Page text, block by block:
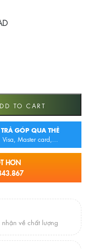
LF5362-EH05362AD
TO CART
TRẢ GÓP QUA THẺ
Visa, Master card,...
HƠN
về chất lượng